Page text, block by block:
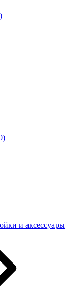
и аксессуары